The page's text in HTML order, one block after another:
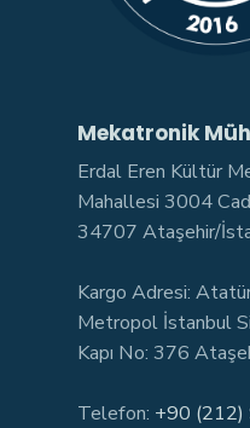
Mekatronik
Erdal Eren Kültür
Mahallesi 3004
34707 Ataşehir/
Kargo Adresi:
Metropol İstanbul
Kapı No: 376
Telefon: +90